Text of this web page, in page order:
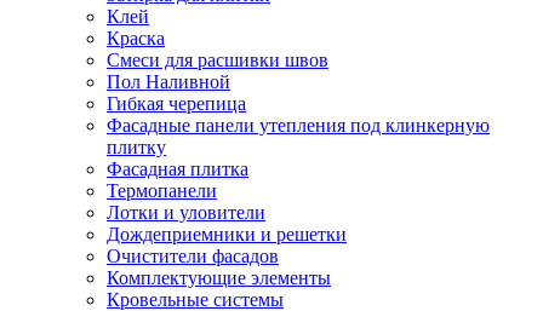
Клей
Краска
Смеси для расшивки швов
Пол Наливной
Гибкая черепица
Фасадные панели утепления под клинкерную
плитку
Фасадная плитка
Термопанели
Лотки и уловители
Дождеприемники и решетки
Очистители фасадов
Комплектующие элементы
Кровельные системы